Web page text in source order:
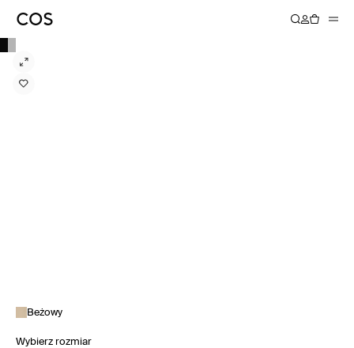
Beżowy
Wybierz rozmiar